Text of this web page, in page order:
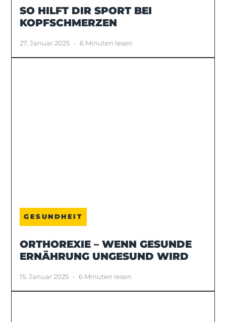
SO HILFT DIR SPORT BEI
KOPFSCHMERZEN
27. Januar 2025 • 6 Minuten lesen
GESUNDHEIT
ORTHOREXIE – WENN GESUNDE
ERNÄHRUNG UNGESUND WIRD
15. Januar 2025 • 6 Minuten lesen